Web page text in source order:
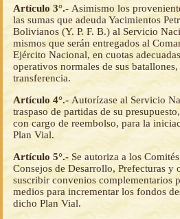
Artículo 3°.- Asimismo los
las sumas que adeuda Yacimientos
Bolivianos (Y. P. F. B.) al Servicio
mismos que serán entregados al
Ejército Nacional, en cuotas
operativos normales de sus
transferencia.
Artículo 4°.-Autorízase al Servicio
traspaso de partidas de su
con cargo de reembolso, para la
Plan Vial.
Artículo 5°.- Se autoriza a los
Consejos de Desarrollo, Prefecturas y
suscribir convenios complementarios
medios para incrementar los fondos
dicho Plan Vial.